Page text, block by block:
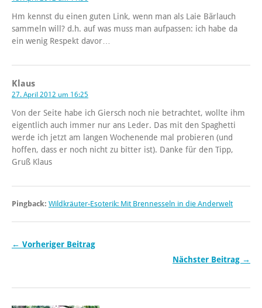
Hm kennst du einen guten Link, wenn man als Laie Bärlauch
sammeln will? d.h. auf was muss man aufpassen: ich habe da
ein wenig Respekt davor…
Klaus
27. April 2012 um 16:25
Von der Seite habe ich Giersch noch nie betrachtet, wollte ihm
eigentlich auch immer nur ans Leder. Das mit den Spaghetti
werde ich jetzt am langen Wochenende mal probieren (und
hoffen, dass er noch nicht zu bitter ist). Danke für den Tipp,
Gruß Klaus
Pingback: Wildkräuter-Esoterik: Mit Brennesseln in die Anderwelt
← Vorheriger Beitrag
Nächster Beitrag →